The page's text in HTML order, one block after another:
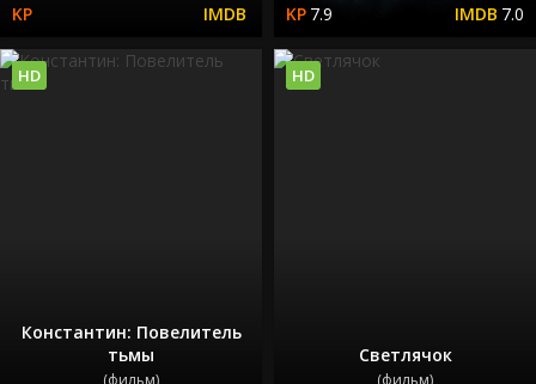
7.9 7.0
Константин: Повелитель
тьмы
(фильм)
HD
Светлячок
(фильм)
HD